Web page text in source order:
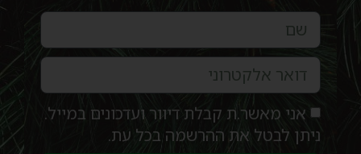
אני מאשר.ת קבלת דיוור ועדכונים במייל.
ניתן לבטל את ההרשמה בכל עת.